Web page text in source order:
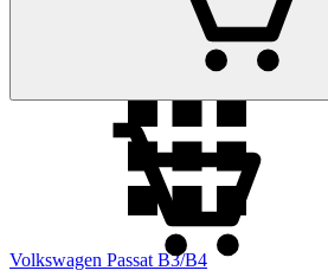
Volkswagen Passat B3/B4